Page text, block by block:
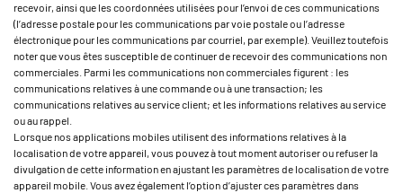
recevoir, ainsi que les coordonnées utilisées pour l’envoi de ces communications
(l’adresse postale pour les communications par voie postale ou l’adresse
électronique pour les communications par courriel, par exemple). Veuillez toutefois
noter que vous êtes susceptible de continuer de recevoir des communications non
commerciales. Parmi les communications non commerciales figurent : les
communications relatives à une commande ou à une transaction; les
communications relatives au service client; et les informations relatives au service
ou au rappel.
Lorsque nos applications mobiles utilisent des informations relatives à la
localisation de votre appareil, vous pouvez à tout moment autoriser ou refuser la
divulgation de cette information en ajustant les paramètres de localisation de votre
appareil mobile. Vous avez également l’option d’ajuster ces paramètres dans